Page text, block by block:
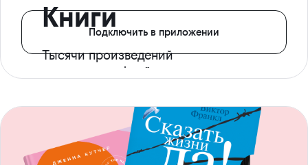
Книги
Тысячи произведений
с доступом офлайн
Подключить в приложении